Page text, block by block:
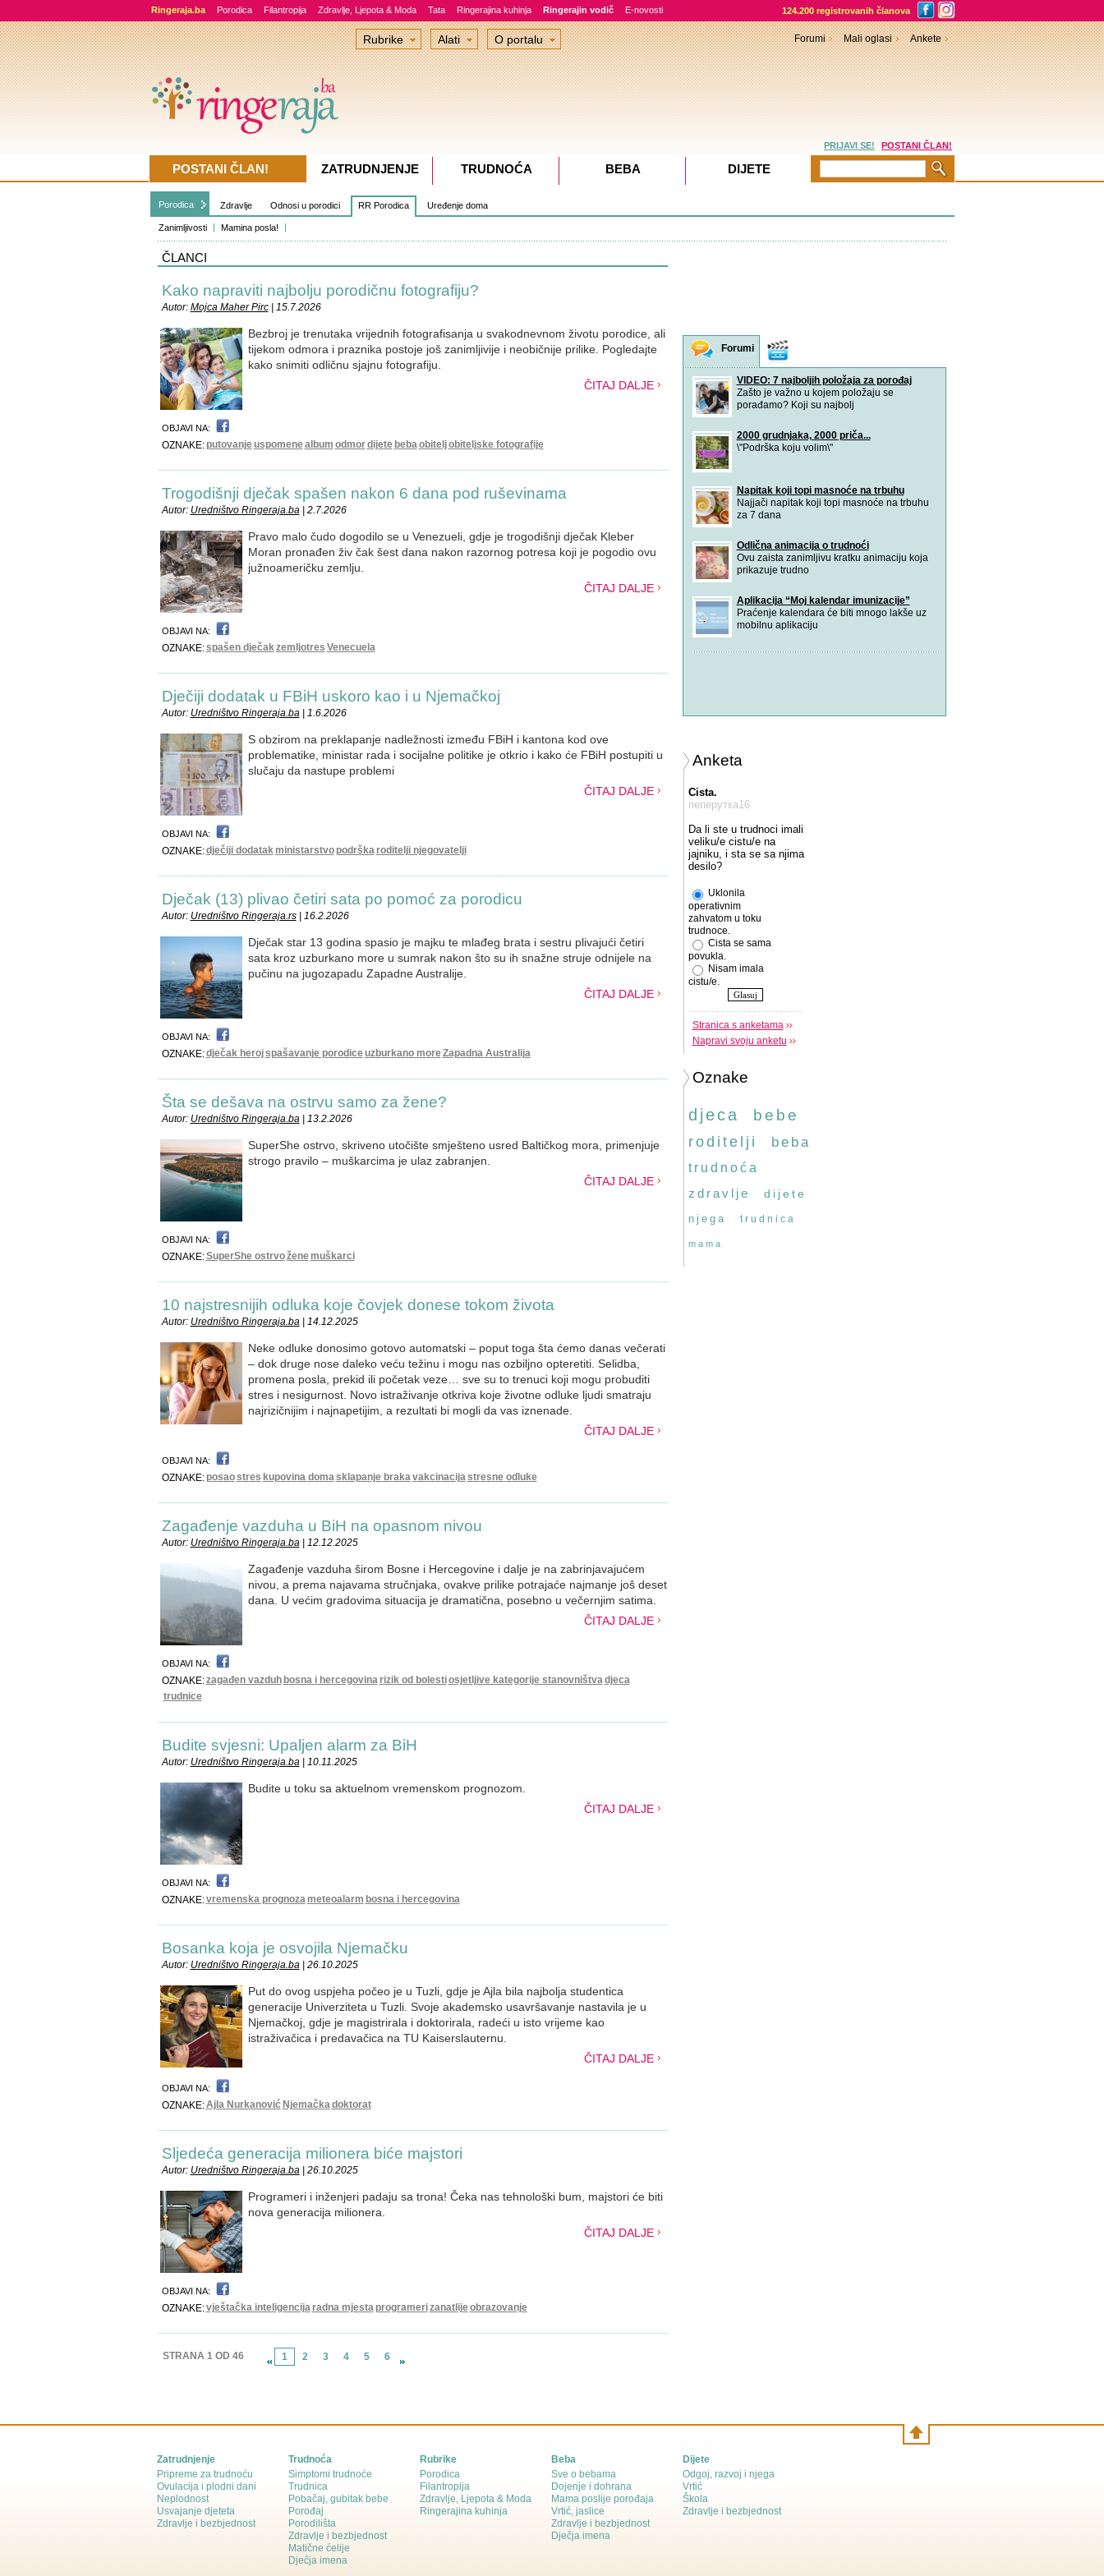
Ringeraja.ba Porodica Filantropija Zdravlje, Ljepota & Moda Tata Ringerajina kuhinja Ringerajin vodič E-novosti 124.200 registrovanih članova
Porodica Zdravlje Odnosi u porodici RR Porodica
Zanimljivosti Mamina posla!
Uređenje doma
ČLANCI
Kako napraviti najbolju porodičnu fotografiju?
Autor: Mojca Maher Pirc| 15.7.2026
Bezbroj je trenutaka vrijednih fotografisanja u svakodnevnom životu porodice, ali
tijekom odmora i praznika postoje još zanimljivije i neobičnije prilike. Pogledajte
kako snimiti odličnu sjajnu fotografiju.
ČITAJ DALJE
OBJAVI NA:
OZNAKE: putovanjeuspomenealbum odmordijete bebaobiteljobiteljske fotografije
Trogodišnji dječak spašen nakon 6 dana pod ruševinama
Autor: Uredništvo Ringeraja.ba| 2.7.2026
Pravo malo čudo dogodilo se u Venezueli, gdje je trogodišnji dječak Kleber
Moran pronađen živ čak šest dana nakon razornog potresa koji je pogodio ovu
južnoameričku zemlju.
ČITAJ DALJE
OBJAVI NA:
OZNAKE:spašen dječakzemljotres Venecuela
Dječiji dodatak u FBiH uskoro kao i u Njemačkoj
Autor: Uredništvo Ringeraja.ba| 1.6.2026
S obzirom na preklapanje nadležnosti između FBiH i kantona kod ove
problematike, ministar rada i socijalne politike je otkrio i kako će FBiH postupiti u
slučaju da nastupe problemi
ČITAJ DALJE
OBJAVI NA:
OZNAKE:dječiji dodatak ministarstvo podrška roditelji njegovatelji
Dječak (13) plivao četiri sata po pomoć za porodicu
Autor: Uredništvo Ringeraja.rs| 16.2.2026
Dječak star 13 godina spasio je majku te mlađeg brata i sestru plivajući četiri
sata kroz uzburkano more u sumrak nakon što su ih snažne struje odnijele na
pučinu na jugozapadu Zapadne Australije.
ČITAJ DALJE
OBJAVI NA:
OZNAKE:dječak herojspašavanje porodiceuzburkano moreZapadna Australija
Šta se dešava na ostrvu samo za žene?
Autor: Uredništvo Ringeraja.ba| 13.2.2026
SuperShe ostrvo, skriveno utočište smješteno usred Baltičkog mora, primenjuje
strogo pravilo – muškarcima je ulaz zabranjen.
ČITAJ DALJE
OBJAVI NA:
OZNAKE:SuperShe ostrvožene muškarci
10 najstresnijih odluka koje čovjek donese tokom života
Autor: Uredništvo Ringeraja.ba| 14.12.2025
Neke odluke donosimo gotovo automatski – poput toga šta ćemo danas večerati
– dok druge nose daleko veću težinu i mogu nas ozbiljno opteretiti. Selidba,
promena posla, prekid ili početak veze… sve su to trenuci koji mogu probuditi
stres i nesigurnost. Novo istraživanje otkriva koje životne odluke ljudi smatraju
najrizičnijim i najnapetijim, a rezultati bi mogli da vas iznenade.
ČITAJ DALJE
OBJAVI NA:
OZNAKE: posaostres kupovina domasklapanje brakavakcinacijastresne odluke
Zagađenje vazduha u BiH na opasnom nivou
Autor: Uredništvo Ringeraja.ba| 12.12.2025
Zagađenje vazduha širom Bosne i Hercegovine i dalje je na zabrinjavajućem
nivou, a prema najavama stručnjaka, ovakve prilike potrajaće najmanje još deset
dana. U većim gradovima situacija je dramatična, posebno u večernjim satima.
ČITAJ DALJE
OBJAVI NA:
OZNAKE:zagađen vazduh bosna i hercegovina rizik od bolestiosjetljive kategorije stanovništvadjeca
trudnice
Budite svjesni: Upaljen alarm za BiH
Autor: Uredništvo Ringeraja.ba| 10.11.2025
Budite u toku sa aktuelnom vremenskom prognozom.
ČITAJ DALJE
OBJAVI NA:
OZNAKE:vremenska prognoza meteoalarm bosna i hercegovina
Bosanka koja je osvojila Njemačku
Autor: Uredništvo Ringeraja.ba| 26.10.2025
Put do ovog uspjeha počeo je u Tuzli, gdje je Ajla bila najbolja studentica
generacije Univerziteta u Tuzli. Svoje akademsko usavršavanje nastavila je u
Njemačkoj, gdje je magistrirala i doktorirala, radeći u isto vrijeme kao
istraživačica i predavačica na TU Kaiserslauternu.
ČITAJ DALJE
OBJAVI NA:
OZNAKE:Ajla Nurkanović Njemačkadoktorat
Sljedeća generacija milionera biće majstori
Autor: Uredništvo Ringeraja.ba| 26.10.2025
Programeri i inženjeri padaju sa trona! Čeka nas tehnološki bum, majstori će biti
nova generacija milionera.
ČITAJ DALJE
OBJAVI NA:
OZNAKE:vještačka inteligencija radna mjesta programerizanatlijeobrazovanje
STRANA 1 OD 46 1 2 3 4 5 6
Forumi
VIDEO: 7 najboljih položaja za porođaj
Zašto je važno u kojem položaju se
porađamo? Koji su najbolj
2000 grudnjaka, 2000 priča...
\"Podrška koju volim\"
Napitak koji topi masnoće na trbuhu
Najjači napitak koji topi masnoće na trbuhu
za 7 dana
Odlična animacija o trudnoći
Ovu zaista zanimljivu kratku animaciju koja
prikazuje trudno
Aplikacija “Moj kalendar imunizacije”
Praćenje kalendara će biti mnogo lakše uz
mobilnu aplikaciju
Anketa
Cista.
пеперутка16
Da li ste u trudnoci imali
veliku/e cistu/e na
jajniku, i sta se sa njima
desilo?
Uklonila
operativnim
zahvatom u toku
trudnoce.
Cista se sama
povukla.
Nisam imala
cistu/e.
Stranica s anketama
Napravi svoju anketu
Oznake
djeca bebe
roditelji beba
trudnoća
zdravlje
dijete
njega trudnica
mama
Rubrike Alati O portalu Forumi Mali oglasi Ankete
PRIJAVI SE! POSTANI ČLAN!
POSTANI ČLAN! ZATRUDNJENJE TRUDNOĆA BEBA DIJETE
Zatrudnjenje
Pripreme za trudnoću
Ovulacija i plodni dani
Neplodnost
Usvajanje djeteta
Zdravlje i bezbjednost
Trudnoća
Simptomi trudnoće
Trudnica
Pobačaj, gubitak bebe
Porođaj
Porodilišta
Zdravlje i bezbjednost
Matične ćelije
Dječja imena
Rubrike
Porodica
Filantropija
Zdravlje, Ljepota & Moda
Ringerajina kuhinja
Beba
Sve o bebama
Dojenje i dohrana
Mama poslije porođaja
Vrtić, jaslice
Zdravlje i bezbjednost
Dječja imena
Dijete
Odgoj, razvoj i njega
Vrtić
Škola
Zdravlje i bezbjednost